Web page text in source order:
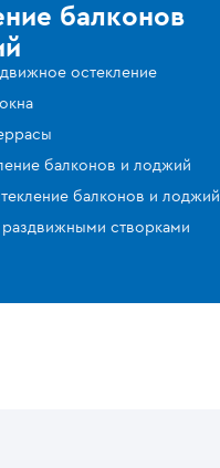
балконов
остекление
балконов и лоджий
балконов и лоджий
створками